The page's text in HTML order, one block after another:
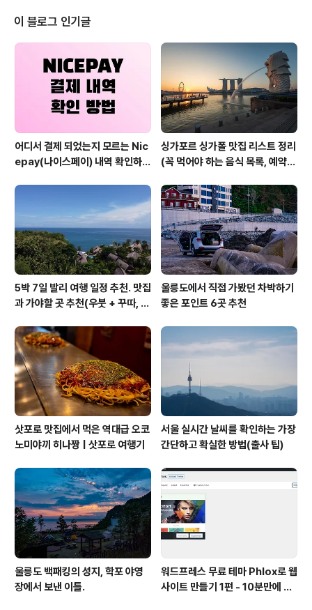
위에 있는 정자다. 그냥 바라만 봐도 아주 시원하고 확 뚫린
서울 뷰를 볼 수 있다. 정자의 가장자리에 삼각대를 새우고
카메라를 세팅하고 촬영을 하면 된다. 정자는 꽤나 큰편이
고, 바로 옆에서 쿵쿵 뛰지만 않는다면, 크게 흔들림이 없
다. 예전 파주에 출사를 간 적이 있는데, 경계선 너머 북한
을 볼 수 있었던..
이 블로그 인기글
어디서 결제 되었는지 모르는 Nic
epay(나이스페이) 내역 확인하는
싱가포르 싱가폴 맛집 리스트 정리
(꼭 먹어야 하는 음식 목록, 예약
5박 7일 발리 여행 일정 추천. 맛집
과 가야할 곳 추천(우붓 + 꾸따, 세
울릉도에서 직접 가봤던 차박하기
좋은 포인트 6곳 추천
삿포로 맛집에서 먹은 역대급 오코
노미야끼 히나짱 | 삿포로 여행기
서울 실시간 날씨를 확인하는 가장
간단하고 확실한 방법(출사 팁)
울릉도 백패킹의 성지, 학포 야영
장에서 보낸 이틀.
워드프레스 무료 테마 Phlox로 웹
사이트 만들기 1편 - 10분만에 사